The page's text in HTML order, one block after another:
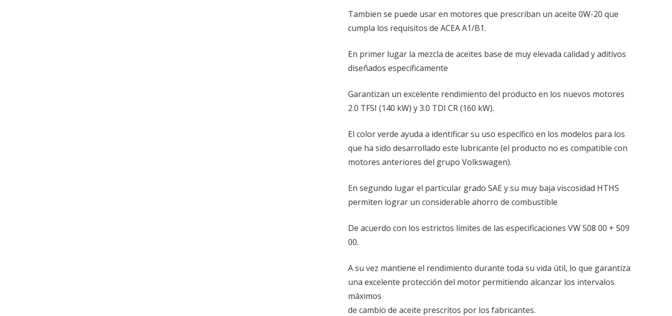
Tambien se puede usar en motores que prescriban un aceite 0W-20 que
cumpla los requisitos de ACEA A1/B1.
En primer lugar la mezcla de aceites base de muy elevada calidad y aditivos
diseñados específicamente
Garantizan un excelente rendimiento del producto en los nuevos motores
2.0 TFSI (140 kW) y 3.0 TDI CR (160 kW).
El color verde ayuda a identificar su uso específico en los modelos para los
que ha sido desarrollado este lubricante (el producto no es compatible con
motores anteriores del grupo Volkswagen).
En segundo lugar el particular grado SAE y su muy baja viscosidad HTHS
permiten lograr un considerable ahorro de combustible
De acuerdo con los estrictos límites de las especificaciones VW 508 00 + 509
00.
A su vez mantiene el rendimiento durante toda su vida útil, lo que garantiza
una excelente protección del motor permitiendo alcanzar los intervalos
máximos
de cambio de aceite prescritos por los fabricantes.